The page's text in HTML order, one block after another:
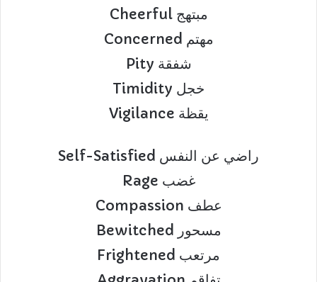
Cheerful مبتهج
Concerned مهتم
Pity شفقة
Timidity خجل
Vigilance يقظة
Self-Satisfied راضي عن النفس
Rage غضب
Compassion عطف
Bewitched مسحور
Frightened مرتعب